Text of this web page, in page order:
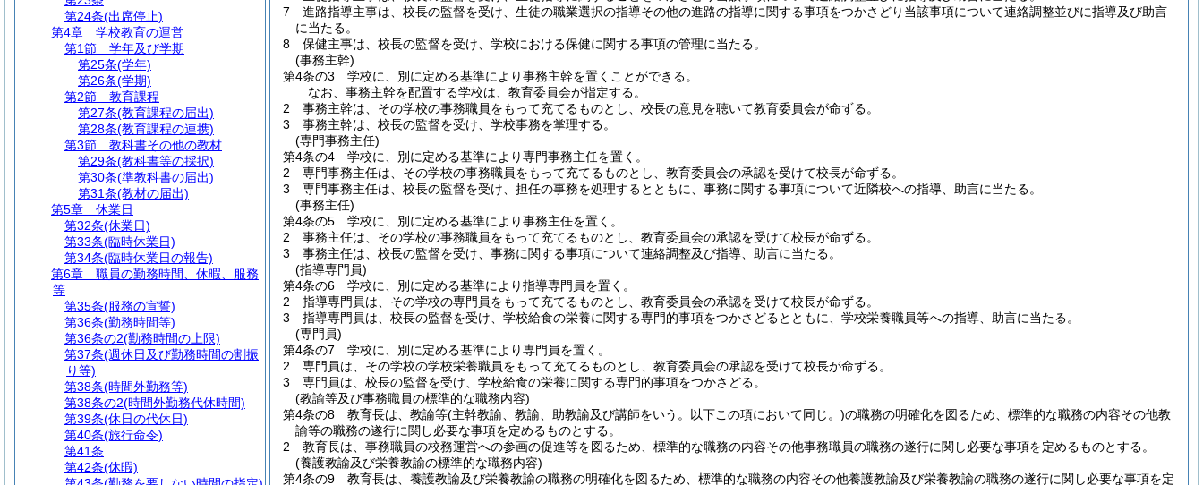
7
進路指導主事は、校長の監督を受け、生徒の職業選択の指導その他の進路の指導に関する事項をつかさどり当該事項について連絡調整並びに指導及び助言
に当たる。
8
保健主事は、校長の監督を受け、学校における保健に関する事項の管理に当たる。
(事務主幹)
第4条の3
学校に、別に定める基準により事務主幹を置くことができる。
なお、事務主幹を配置する学校は、教育委員会が指定する。
2
事務主幹は、その学校の事務職員をもって充てるものとし、校長の意見を聴いて教育委員会が命ずる。
3
事務主幹は、校長の監督を受け、学校事務を掌理する。
(専門事務主任)
第4条の4
学校に、別に定める基準により専門事務主任を置く。
2
専門事務主任は、その学校の事務職員をもって充てるものとし、教育委員会の承認を受けて校長が命ずる。
3
専門事務主任は、校長の監督を受け、担任の事務を処理するとともに、事務に関する事項について近隣校への指導、助言に当たる。
(事務主任)
第4条の5
学校に、別に定める基準により事務主任を置く。
2
事務主任は、その学校の事務職員をもって充てるものとし、教育委員会の承認を受けて校長が命ずる。
3
事務主任は、校長の監督を受け、事務に関する事項について連絡調整及び指導、助言に当たる。
(指導専門員)
第4条の6
学校に、別に定める基準により指導専門員を置く。
2
指導専門員は、その学校の専門員をもって充てるものとし、教育委員会の承認を受けて校長が命ずる。
3
指導専門員は、校長の監督を受け、学校給食の栄養に関する専門的事項をつかさどるとともに、学校栄養職員等への指導、助言に当たる。
(専門員)
第4条の7
学校に、別に定める基準により専門員を置く。
2
専門員は、その学校の学校栄養職員をもって充てるものとし、教育委員会の承認を受けて校長が命ずる。
3
専門員は、校長の監督を受け、学校給食の栄養に関する専門的事項をつかさどる。
(教諭等及び事務職員の標準的な職務内容)
第4条の8
教育長は、教諭等(主幹教諭、教諭、助教諭及び講師をいう。以下この項において同じ。)の職務の明確化を図るため、標準的な職務の内容その他教
諭等の職務の遂行に関し必要な事項を定めるものとする。
2
教育長は、事務職員の校務運営への参画の促進等を図るため、標準的な職務の内容その他事務職員の職務の遂行に関し必要な事項を定めるものとする。
(養護教諭及び栄養教諭の標準的な職務内容)
第4条の9
教育長は、養護教諭及び栄養教諭の職務の明確化を図るため、標準的な職務の内容その他養護教諭及び栄養教諭の職務の遂行に関し必要な事項を定
第24条(出席停止)
第4章
学校教育の運営
第1節
学年及び学期
第25条(学年)
第26条(学期)
第2節
教育課程
第27条(教育課程の届出)
第28条(教育課程の連携)
第3節
教科書その他の教材
第29条(教科書等の採択)
第30条(準教科書の届出)
第31条(教材の届出)
第5章
休業日
第32条(休業日)
第33条(臨時休業日)
第34条(臨時休業日の報告)
第6章
職員の勤務時間、休暇、服務
等
第35条(服務の宣誓)
第36条(勤務時間等)
第36条の2(勤務時間の上限)
第37条(週休日及び勤務時間の割振
り等)
第38条(時間外勤務等)
第38条の2(時間外勤務代休時間)
第39条(休日の代休日)
第40条(旅行命令)
第41条
第42条(休暇)